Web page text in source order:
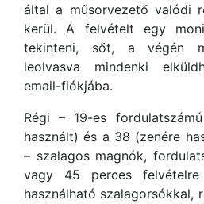
által a műsorvezető valódi
kerül. A felvételt egy
tekinteni, sőt, a végén
leolvasva mindenki
email-fiókjába.
Régi – 19-es
használt) és a 38 (zenére
– szalagos magnók,
vagy 45 perces felvételre
használható szalagorsókkal,